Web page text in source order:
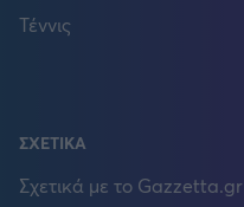
Τέννις
ΣΧΕΤΙΚΑ
Σχετικά με το Gazzetta.gr